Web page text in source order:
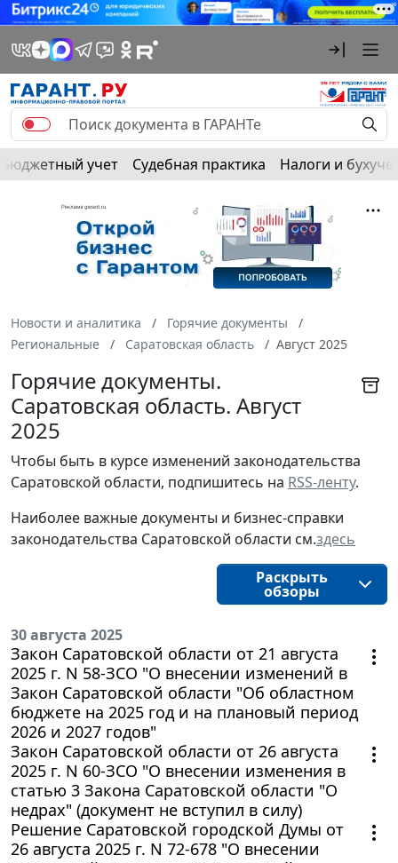
Бюджетный учет Судебная практика Налоги и
Новости и аналитика
Горячие документы
Региональные
Саратовская область Август 2025
Горячие документы.
Саратовская область. Август
2025
Чтобы быть в курсе изменений законодательства
Саратовской области, подпишитесь на RSS-ленту.
Наиболее важные документы и бизнес-справки
законодательства Саратовской области см.здесь
Раскрыть
обзоры
30 августа 2025
Закон Саратовской области от 21 августа
2025 г. N 58-ЗСО "О внесении изменений в
Закон Саратовской области "Об областном
бюджете на 2025 год и на плановый период
2026 и 2027 годов"
Закон Саратовской области от 26 августа
2025 г. N 60-ЗСО "О внесении изменения в
статью 3 Закона Саратовской области "О
недрах" (документ не вступил в силу)
Решение Саратовской городской Думы от
26 августа 2025 г. N 72-678 "О внесении